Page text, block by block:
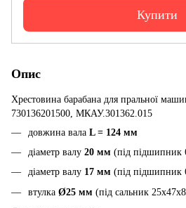
Купити
Опис
Хрестовина барабана для пральної
730136201500, МКАУ.301362.015
довжина вала L = 124 мм
діаметр валу 20 мм (під підшипник
діаметр валу 17 мм (під підшипник
втулка Ø25 мм (під сальник